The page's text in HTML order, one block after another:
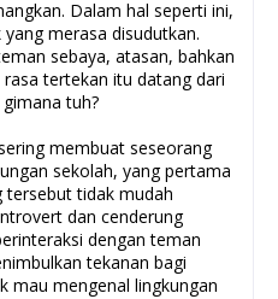
Dalam hal seperti ini,
merasa disudutkan.
sebaya, atasan, bahkan
tertekan itu datang dari
tuh?
membuat seseorang
sekolah, yang pertama
tersebut tidak mudah
dan cenderung
dengan teman
tekanan bagi
mau mengenal lingkungan